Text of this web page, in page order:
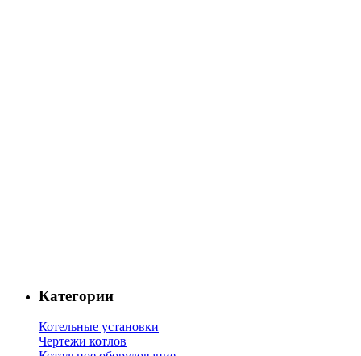
Категории
Котельные установки
Чертежи котлов